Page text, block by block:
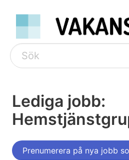
Lediga jobb:
Prenumerera på nya jobb